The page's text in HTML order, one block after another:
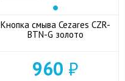
Кнопка смыва Cezares CZR-
BTN-G золото
960 ₽